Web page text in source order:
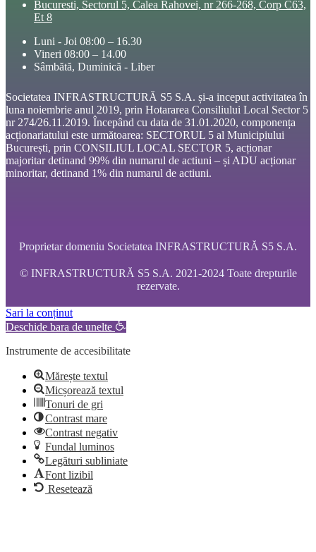
Bucuresti, Sectorul 5, Calea Rahovei, nr 266-268, Corp C63,
Et 8
Luni - Joi 08:00 – 16.30
Vineri 08:00 – 14.00
Sâmbătă, Duminică - Liber
Societatea INFRASTRUCTURĂ S5 S.A. și-a inceput activitatea în
luna noiembrie anul 2019, prin Hotararea Consiliului Local Sector 5
nr 274/26.11.2019. Începând cu data de 31.01.2020, componența
acționariatului este următoarea: SECTORUL 5 al Municipiului
București, prin CONSILIUL LOCAL SECTOR 5, acționar
majoritar detinand 99% din numarul de actiuni – și ADU acționar
minoritar, detinand 1% din numarul de actiuni.
Proprietar domeniu Societatea INFRASTRUCTURĂ S5 S.A.
© INFRASTRUCTURĂ S5 S.A. 2021-2024 Toate drepturile
rezervate.
Sari la conținut
Deschide bara de unelte
Instrumente de accesibilitate
Mărește textul
Micșorează textul
Tonuri de gri
Contrast mare
Contrast negativ
Fundal luminos
Legături subliniate
Font lizibil
Resetează